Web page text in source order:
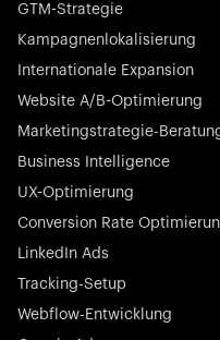
Startup 10M+
Rex ist die führende
Deutschland. Mit den
Picus Capital und vielen
Tiermedizinbranche
Börsennotierter
N-able stattet IT-
aus, um Kundensysteme
GTM-Strategie
Kampagnenlokalisierung
Internationale Expansion
Website A/B-Optimierung
Marketingstrategie-
Business Intelligence
UX-Optimierung
Conversion Rate
LinkedIn Ads
Tracking-Setup
Webflow-Entwicklung